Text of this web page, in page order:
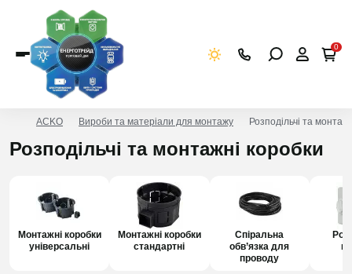
0
ACKO Вироби та матеріали для монтажу Розподільчі та
Розподільчі та монтажні коробки
Монтажні коробки
універсальні
Монтажні коробки
стандартні
Спіральна
обв’язка для
проводу